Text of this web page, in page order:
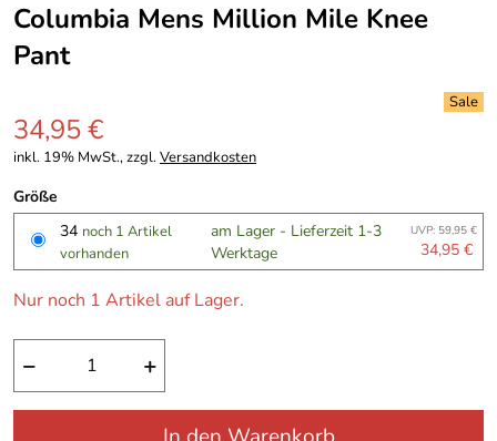
Columbia Mens Million Mile Knee
Pant
34,95 €
inkl. 19% MwSt., zzgl.Versandkosten
Größe
34 noch 1 Artikel
vorhanden
am Lager - Lieferzeit 1-3
Werktage
UVP: 59,95 €
34,95 €
Nur noch 1 Artikel auf Lager.
− +